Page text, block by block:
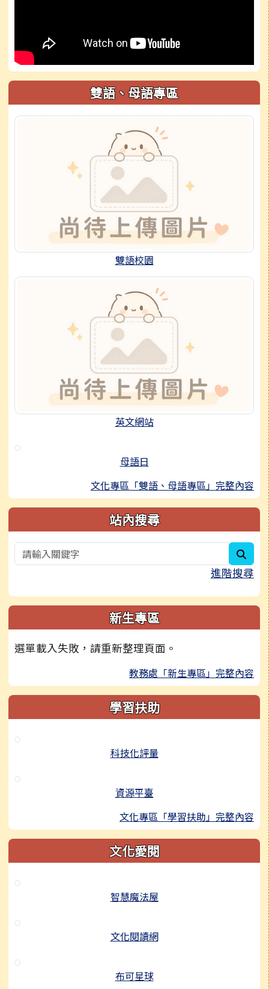
雙語、母語專區
雙語校園
英文網站
母語日
文化專區「雙語、母語專區」完整內容
站內搜尋
進階搜尋
新生專區
選單載入失敗，請重新整理頁面。
教務處「新生專區」完整內容
學習扶助
科技化評量
資源平臺
文化專區「學習扶助」完整內容
文化愛閱
智慧魔法屋
文化閱讀網
布可星球